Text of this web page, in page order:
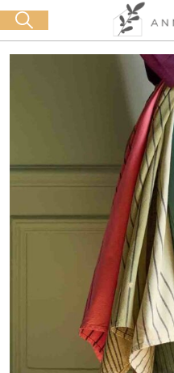
Kostenlose Lieferung ab 60€ Einkauf